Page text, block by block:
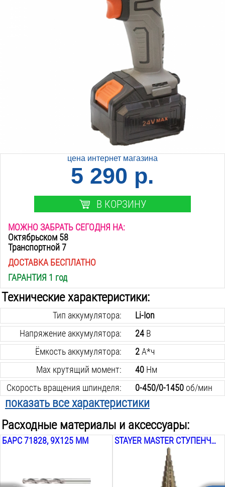
цена интернет магазина
5 290 р.
В КОРЗИНУ
МОЖНО ЗАБРАТЬ СЕГОДНЯ НА:
Октябрьском 58
Транспортной 7
ДОСТАВКА БЕСПЛАТНО
ГАРАНТИЯ 1 год
Технические характеристики:
Тип аккумулятора:
Li-Ion
Напряжение аккумулятора:
24В
Ёмкость аккумулятора:
2А*ч
Max крутящий момент:
40Нм
Скорость вращения шпинделя:
0-450/0-1450об/мин
Количество скоростей:
2шт.
Max Ø сверления в стали:
10мм
Max Ø сверления в дереве:
25 мм
щеточный
Угловая:
показать все характеристики
Расходные материалы и аксессуары:
БАРС 71828, 9X125 ММ STAYER MASTER СТУПЕНЧАТОЕ, 29660-4-20-9